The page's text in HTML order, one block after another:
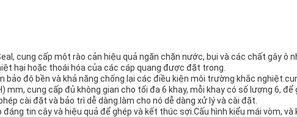
cung cấp một rào cản hiệu quả ngăn chặn nước, bụi và các chất gây ô
hại hoặc thoái hóa của các cáp quang được đặt trong.
bảo độ bền và khả năng chống lại các điều kiện môi trường khắc
mm, cung cấp đủ không gian cho tối đa 6 khay, mỗi khay có số lượng 6,
cài đặt và bảo trì dễ dàng.làm cho nó dễ dàng xử lý và cài đặt.
tin cậy và hiệu quả để ghép và kết thúc sợi.Cấu hình kiểu mái vòm,